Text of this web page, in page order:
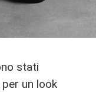
stati
un look